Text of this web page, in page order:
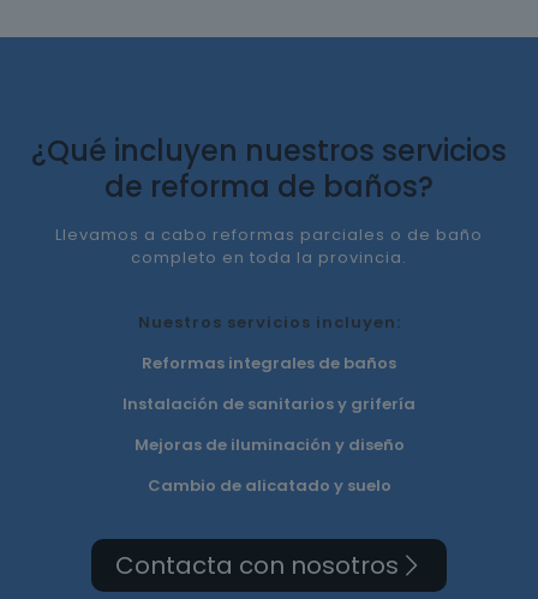
¿Qué incluyen nuestros servicios
de reforma de baños?
Llevamos a cabo reformas parciales o de baño
completo en toda la provincia.
Nuestros servicios incluyen:
Reformas integrales de baños
Instalación de sanitarios y grifería
Mejoras de iluminación y diseño
Cambio de alicatado y suelo
Contacta con nosotros